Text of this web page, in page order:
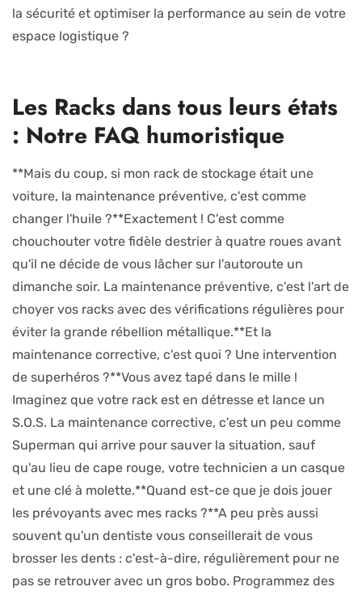
la sécurité et optimiser la performance au sein de votre
espace logistique ?
Les Racks dans tous leurs états
: Notre FAQ humoristique
**Mais du coup, si mon rack de stockage était une
voiture, la maintenance préventive, c'est comme
changer l'huile ?**Exactement ! C'est comme
chouchouter votre fidèle destrier à quatre roues avant
qu'il ne décide de vous lâcher sur l'autoroute un
dimanche soir. La maintenance préventive, c'est l'art de
choyer vos racks avec des vérifications régulières pour
éviter la grande rébellion métallique.**Et la
maintenance corrective, c'est quoi ? Une intervention
de superhéros ?**Vous avez tapé dans le mille !
Imaginez que votre rack est en détresse et lance un
S.O.S. La maintenance corrective, c'est un peu comme
Superman qui arrive pour sauver la situation, sauf
qu'au lieu de cape rouge, votre technicien a un casque
et une clé à molette.**Quand est-ce que je dois jouer
les prévoyants avec mes racks ?**A peu près aussi
souvent qu'un dentiste vous conseillerait de vous
brosser les dents : c'est-à-dire, régulièrement pour ne
pas se retrouver avec un gros bobo. Programmez des